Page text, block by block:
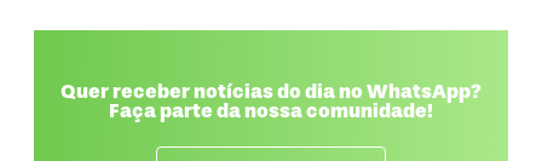
Quer receber notícias do dia no WhatsApp?
Faça parte da nossa comunidade!